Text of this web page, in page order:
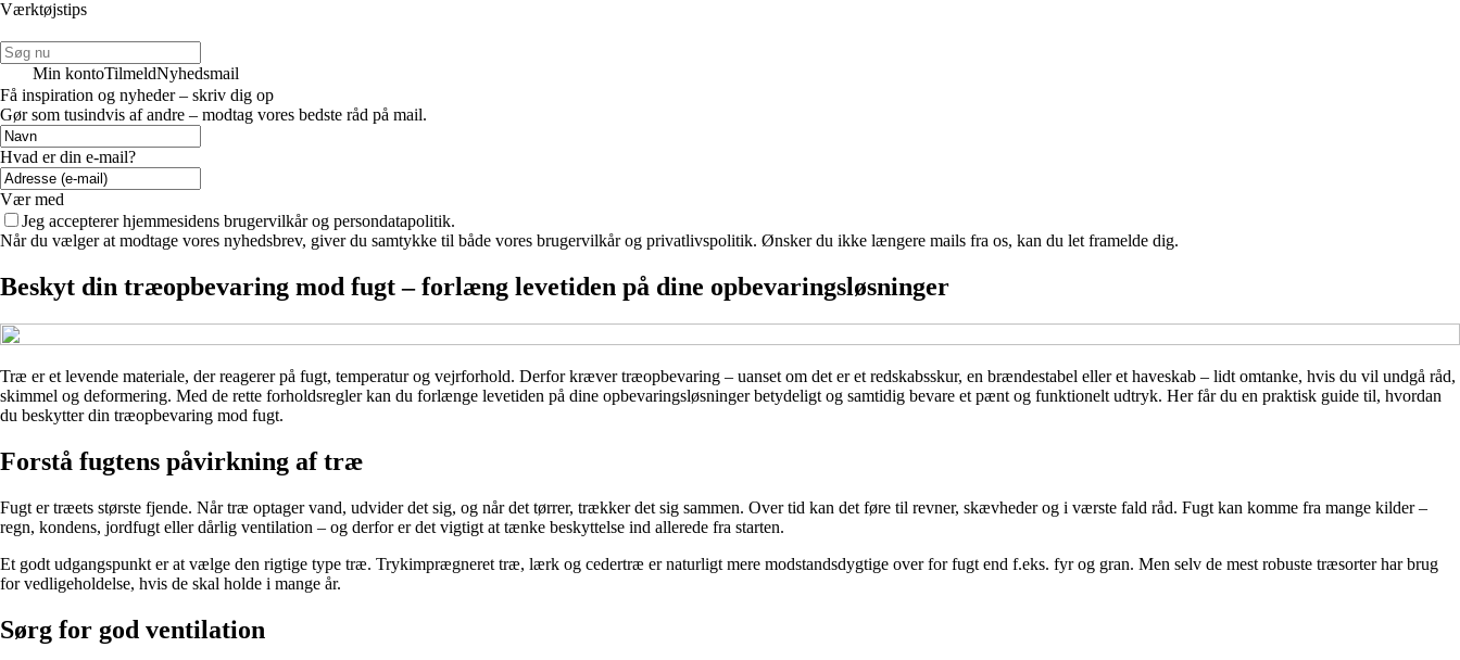
Værktøjstips
Min kontoTilmeldNyhedsmail
Få inspiration og nyheder – skriv dig op
Gør som tusindvis af andre – modtag vores bedste råd på mail.
Hvad er din e-mail?
Vær med
Jeg accepterer hjemmesidens brugervilkår og persondatapolitik.
Når du vælger at modtage vores nyhedsbrev, giver du samtykke til både vores brugervilkår og privatlivspolitik. Ønsker du ikke længere mails fra os, kan du let framelde dig.
Beskyt din træopbevaring mod fugt – forlæng levetiden på dine opbevaringsløsninger
Træ er et levende materiale, der reagerer på fugt, temperatur og vejrforhold. Derfor kræver træopbevaring – uanset om det er et redskabsskur, en brændestabel eller et haveskab – lidt omtanke, hvis du vil undgå råd,
skimmel og deformering. Med de rette forholdsregler kan du forlænge levetiden på dine opbevaringsløsninger betydeligt og samtidig bevare et pænt og funktionelt udtryk. Her får du en praktisk guide til, hvordan
du beskytter din træopbevaring mod fugt.
Forstå fugtens påvirkning af træ
Fugt er træets største fjende. Når træ optager vand, udvider det sig, og når det tørrer, trækker det sig sammen. Over tid kan det føre til revner, skævheder og i værste fald råd. Fugt kan komme fra mange kilder –
regn, kondens, jordfugt eller dårlig ventilation – og derfor er det vigtigt at tænke beskyttelse ind allerede fra starten.
Et godt udgangspunkt er at vælge den rigtige type træ. Trykimprægneret træ, lærk og cedertræ er naturligt mere modstandsdygtige over for fugt end f.eks. fyr og gran. Men selv de mest robuste træsorter har brug
for vedligeholdelse, hvis de skal holde i mange år.
Sørg for god ventilation